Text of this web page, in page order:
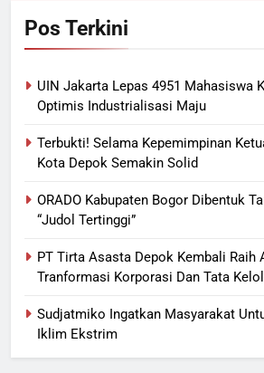
Pos Terkini
UIN Jakarta Lepas 4951 Mahasiswa
Optimis Industrialisasi Maju
Terbukti! Selama Kepemimpinan
Kota Depok Semakin Solid
ORADO Kabupaten Bogor Dibentuk
“Judol Tertinggi”
PT Tirta Asasta Depok Kembali Raih
Tranformasi Korporasi Dan Tata
Sudjatmiko Ingatkan Masyarakat
Iklim Ekstrim